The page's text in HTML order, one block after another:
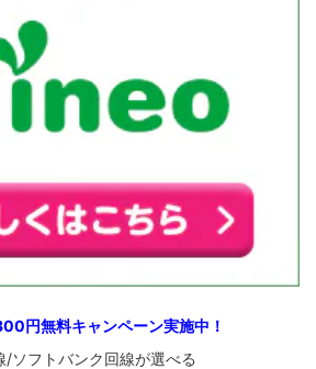
円無料キャンペーン実施中！
/ソフトバンク回線が選べる